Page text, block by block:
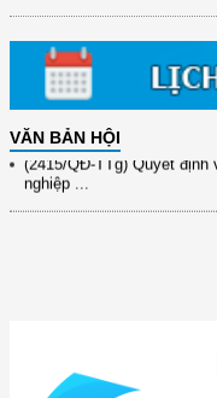
VĂN BẢN HỘI
xây dựng ...
(891/KH-ĐCT) Kế hoạch
9/9/2025 của Bộ ...
(2415/QĐ-TTg) Quyết định
nghiệp ...